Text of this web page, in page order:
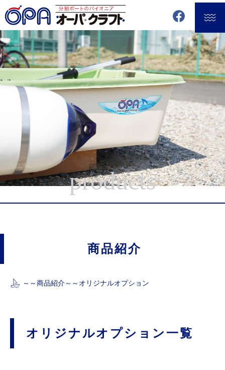
products
商品紹介
～～ 商品紹介 ～～ オリジナルオプション
オリジナルオプション一覧